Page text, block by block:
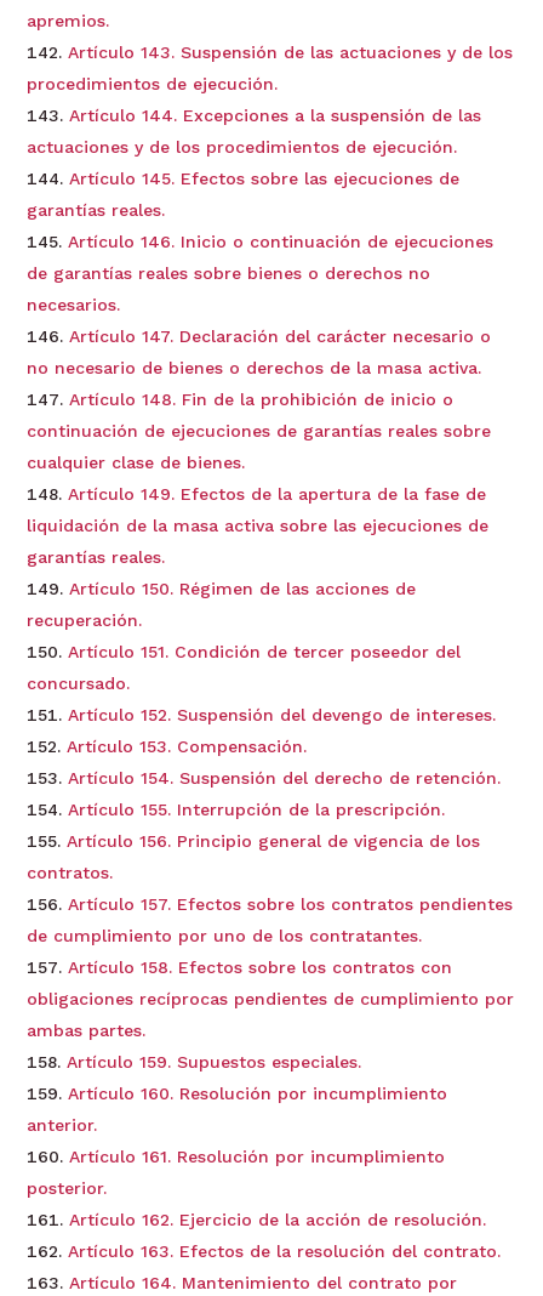
apremios.
Artículo 143. Suspensión de las actuaciones y de los
procedimientos de ejecución.
Artículo 144. Excepciones a la suspensión de las
actuaciones y de los procedimientos de ejecución.
Artículo 145. Efectos sobre las ejecuciones de
garantías reales.
Artículo 146. Inicio o continuación de ejecuciones
de garantías reales sobre bienes o derechos no
necesarios.
Artículo 147. Declaración del carácter necesario o
no necesario de bienes o derechos de la masa activa.
Artículo 148. Fin de la prohibición de inicio o
continuación de ejecuciones de garantías reales sobre
cualquier clase de bienes.
Artículo 149. Efectos de la apertura de la fase de
liquidación de la masa activa sobre las ejecuciones de
garantías reales.
Artículo 150. Régimen de las acciones de
recuperación.
Artículo 151. Condición de tercer poseedor del
concursado.
Artículo 152. Suspensión del devengo de intereses.
Artículo 153. Compensación.
Artículo 154. Suspensión del derecho de retención.
Artículo 155. Interrupción de la prescripción.
Artículo 156. Principio general de vigencia de los
contratos.
Artículo 157. Efectos sobre los contratos pendientes
de cumplimiento por uno de los contratantes.
Artículo 158. Efectos sobre los contratos con
obligaciones recíprocas pendientes de cumplimiento por
ambas partes.
Artículo 159. Supuestos especiales.
Artículo 160. Resolución por incumplimiento
anterior.
Artículo 161. Resolución por incumplimiento
posterior.
Artículo 162. Ejercicio de la acción de resolución.
Artículo 163. Efectos de la resolución del contrato.
Artículo 164. Mantenimiento del contrato por